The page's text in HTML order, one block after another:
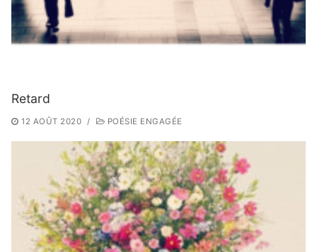
Retard
12 AOÛT 2020 / POÉSIE ENGAGÉE